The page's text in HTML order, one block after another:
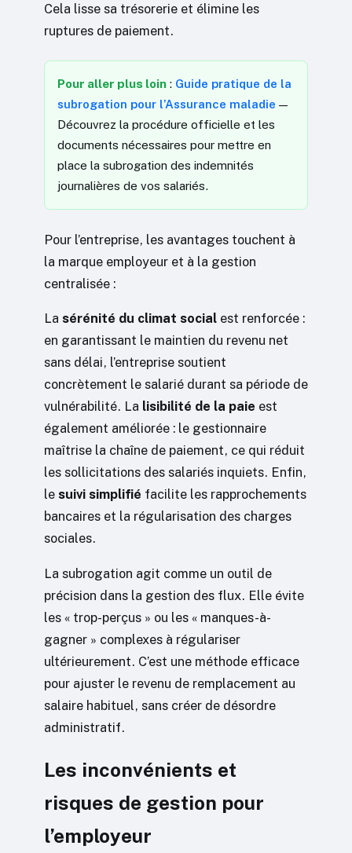
Cela lisse sa trésorerie et élimine les
ruptures de paiement.
Pour aller plus loin : Guide pratique de la
subrogation pour l’Assurance maladie —
Découvrez la procédure officielle et les
documents nécessaires pour mettre en
place la subrogation des indemnités
journalières de vos salariés.
Pour l’entreprise, les avantages touchent à
la marque employeur et à la gestion
centralisée :
La sérénité du climat social est renforcée :
en garantissant le maintien du revenu net
sans délai, l’entreprise soutient
concrètement le salarié durant sa période de
vulnérabilité. La lisibilité de la paie est
également améliorée : le gestionnaire
maîtrise la chaîne de paiement, ce qui réduit
les sollicitations des salariés inquiets. Enfin,
le suivi simplifié facilite les rapprochements
bancaires et la régularisation des charges
sociales.
La subrogation agit comme un outil de
précision dans la gestion des flux. Elle évite
les « trop-perçus » ou les « manques-à-
gagner » complexes à régulariser
ultérieurement. C’est une méthode efficace
pour ajuster le revenu de remplacement au
salaire habituel, sans créer de désordre
administratif.
Les inconvénients et
risques de gestion pour
l’employeur